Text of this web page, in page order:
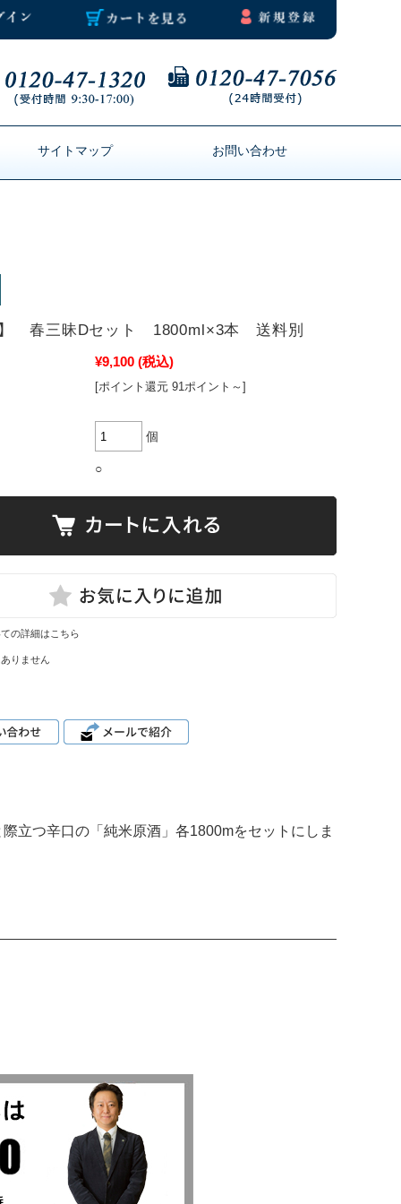
サイトマップ お問い合わせ
春三昧Dセット 1800ml×3本 送料別
¥9,100 (税込)
[ポイント還元 91ポイント～]
個
○
の詳細はこちら
りません
つ辛口の「純米原酒」各1800mをセットにしま